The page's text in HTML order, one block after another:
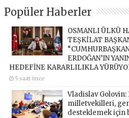
Popüler Haberler
OSMANLI ÜLKÜ
TEŞKİLAT
ERDOĞAN’IN
HEDEFİNE KARARLILIKLA
5 saat önce
Vladislav Golovin:
milletvekilleri,
desteklemek için